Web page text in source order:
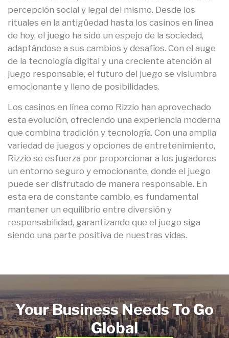
percepción social y legal del mismo. Desde los
rituales en la antigüedad hasta los casinos en línea
de hoy, el juego ha sido un espejo de la sociedad,
adaptándose a sus cambios y desafíos. Con el auge
de la tecnología digital y una creciente atención al
juego responsable, el futuro del juego se vislumbra
emocionante y lleno de posibilidades.
Los casinos en línea como Rizzio han aprovechado
esta evolución, ofreciendo una experiencia moderna
que combina tradición y tecnología. Con una amplia
variedad de juegos y opciones de entretenimiento,
Rizzio se esfuerza por proporcionar a los jugadores
un entorno seguro y emocionante, donde el juego
puede ser disfrutado de manera responsable. En
esta era de constante cambio, es fundamental
mantener un equilibrio entre diversión y
responsabilidad, garantizando que el juego siga
siendo una parte positiva de nuestras vidas.
Your Business Needs To Go
Global